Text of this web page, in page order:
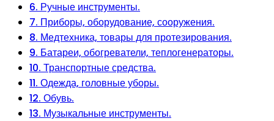
6. Ручные инструменты.
7. Приборы, оборудование, сооружения.
8. Медтехника, товары для протезирования.
9. Батареи, обогреватели, теплогенераторы.
10. Транспортные средства.
11. Одежда, головные уборы.
12. Обувь.
13. Музыкальные инструменты.